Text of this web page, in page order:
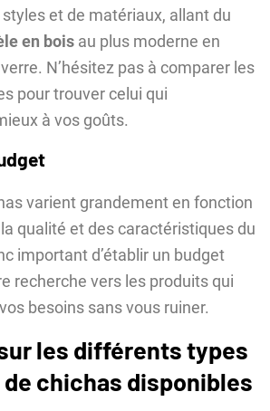
et de matériaux, allant du
en bois au plus moderne en
N’hésitez pas à comparer les
pour trouver celui qui
à vos goûts.
varient grandement en fonction
qualité et des caractéristiques du
important d’établir un budget
recherche vers les produits qui
besoins sans vous ruiner.
les différents types
chichas disponibles